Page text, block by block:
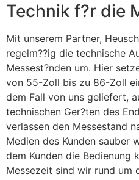
Technik f?r die
Mit unserem Partner,
regelm??ig die technische
Messest?nden um. Hier
von 55-Zoll bis zu 86-Zoll
dem Fall von uns geliefert,
technischen Ger?ten des
verlassen den Messestand
Medien des Kunden sauber
dem Kunden die Bedienung
Messezeit sind wir rund um